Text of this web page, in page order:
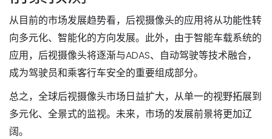
从目前的市场发展趋势看，后视摄像头的应用将从功能性转
向多元化、智能化的方向发展。此外，由于智能车载系统的
应用，后视摄像头将逐渐与ADAS、自动驾驶等技术融合，
成为驾驶员和乘客行车安全的重要组成部分。
总之，全球后视摄像头市场日益扩大，从单一的视野拓展到
多元化、全景式的监视。未来，市场的发展前景将更加辽
阔。